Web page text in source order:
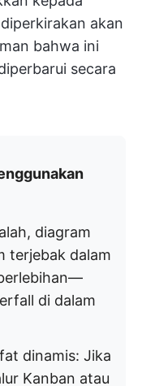
akan
bahwa ini
secara
diagram
terjebak dalam
di dalam
dinamis: Jika
Kanban atau